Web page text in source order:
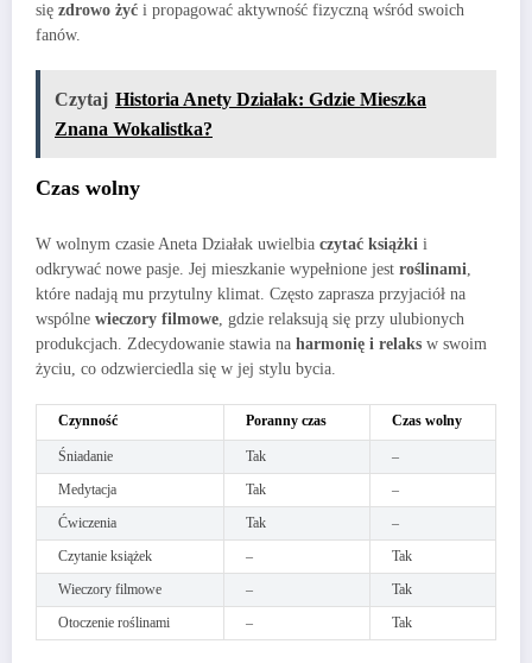
się zdrowo żyć i propagować aktywność fizyczną wśród swoich
fanów.
Czytaj Historia Anety Działak: Gdzie Mieszka
Znana Wokalistka?
Czas wolny
W wolnym czasie Aneta Działak uwielbia czytać książki i
odkrywać nowe pasje. Jej mieszkanie wypełnione jest roślinami
które nadają mu przytulny klimat. Często zaprasza przyjaciół na
wspólne wieczory filmowe , gdzie relaksują się przy ulubionych
produkcjach. Zdecydowanie stawia na harmonię i relaks w swoim
życiu, co odzwierciedla się w jej stylu bycia.
Czynność Poranny czas Czas wolny
Śniadanie Tak
–
Medytacja
Tak
–
Ćwiczenia
Tak
–
Czytanie książek
–
Tak
Wieczory filmowe
–
Tak
Otoczenie roślinami
– Tak